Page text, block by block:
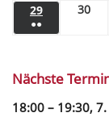
29
●●
30
Nächste
18:00 – 19:30,